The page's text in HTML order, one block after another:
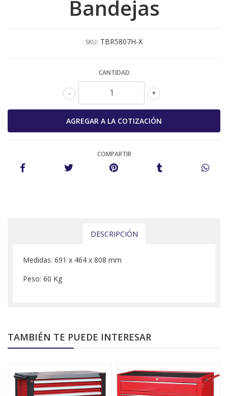
Bandejas
SKU: TBR5807H-X
CANTIDAD
+
-
COMPARTIR
DESCRIPCIÓN
Medidas: 691 x 464 x 808 mm
Peso: 60 Kg
TAMBIÉN TE PUEDE INTERESAR